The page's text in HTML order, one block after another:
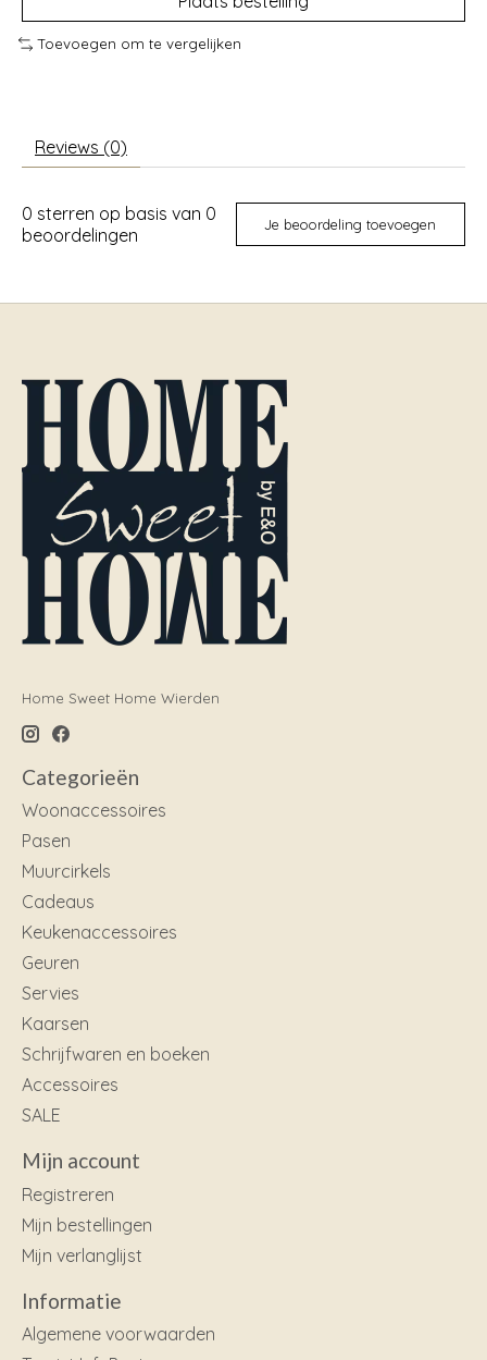
Toevoegen om te vergelijken
Reviews (0)
0 sterren op basis van 0
beoordelingen
Je beoordeling toevoegen
Home Sweet Home Wierden
Categorieën
Woonaccessoires
Pasen
Muurcirkels
Cadeaus
Keukenaccessoires
Geuren
Servies
Kaarsen
Schrijfwaren en boeken
Accessoires
SALE
Mijn account
Registreren
Mijn bestellingen
Mijn verlanglijst
Informatie
Algemene voorwaarden